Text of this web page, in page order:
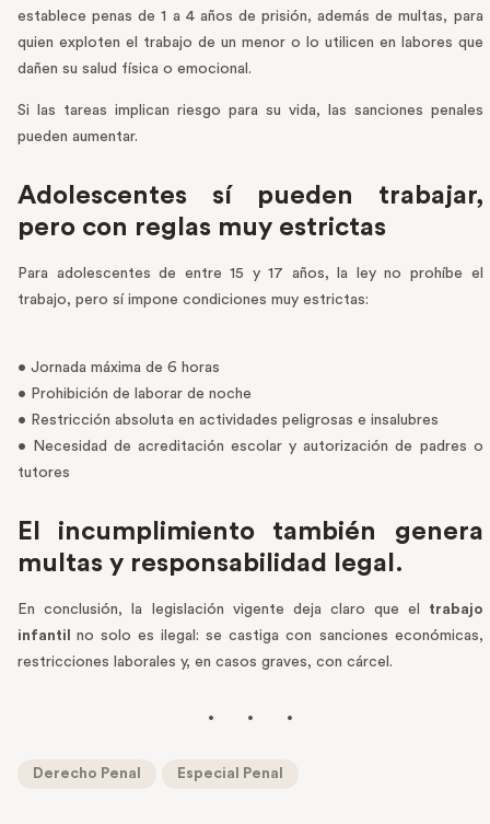
establece penas de 1 a 4 años de prisión, además de multas, para
quien exploten el trabajo de un menor o lo utilicen en labores que
dañen su salud física o emocional.
Si las tareas implican riesgo para su vida, las sanciones penales
pueden aumentar.
Adolescentes sí pueden trabajar,
pero con reglas muy estrictas
Para adolescentes de entre 15 y 17 años, la ley no prohíbe el
trabajo, pero sí impone condiciones muy estrictas:
• Jornada máxima de 6 horas
• Prohibición de laborar de noche
• Restricción absoluta en actividades peligrosas e insalubres
• Necesidad de acreditación escolar y autorización de padres o
tutores
El incumplimiento también genera
multas y responsabilidad legal.
En conclusión, la legislación vigente deja claro que el
trabajo
infantilno solo es ilegal: se castiga con sanciones económicas,
restricciones laborales y, en casos graves, con cárcel.
Derecho Penal Especial Penal